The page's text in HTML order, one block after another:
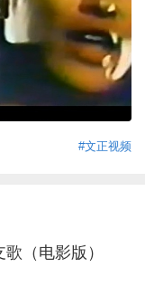
#文正视频
（电影版）